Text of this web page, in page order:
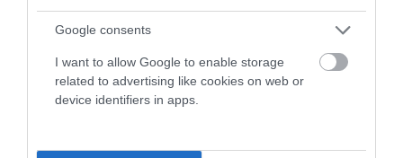
Google consents
I want to allow Google to enable storage
related to advertising like cookies on web or
device identifiers in apps.